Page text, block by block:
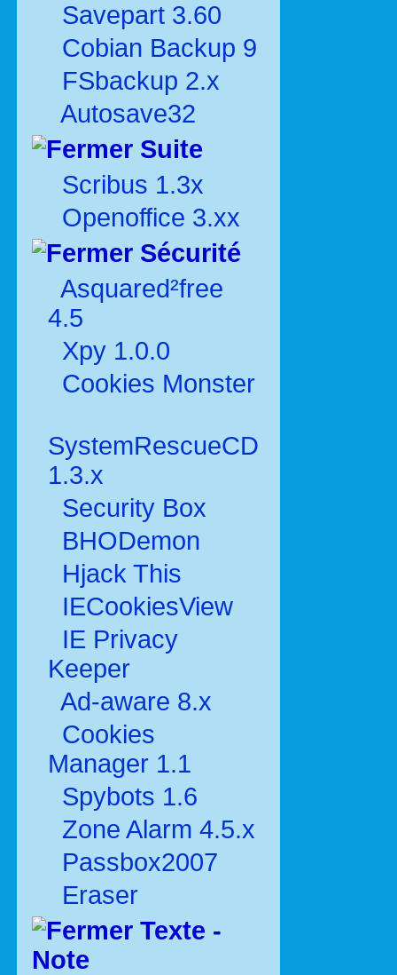
Savepart 3.60
Cobian Backup 9
FSbackup 2.x
Autosave32
Suite
Scribus 1.3x
Openoffice 3.xx
Sécurité
Asquared²free
4.5
Xpy 1.0.0
Cookies Monster
SystemRescueCD
1.3.x
Security Box
BHODemon
Hjack This
IECookiesView
IE Privacy
Keeper
Ad-aware 8.x
Cookies
Manager 1.1
Spybots 1.6
Zone Alarm 4.5.x
Passbox2007
Eraser
Texte -
Note